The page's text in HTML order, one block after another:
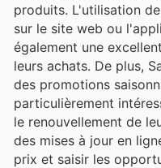
produits. L'utilisation
sur le site web ou
également une
leurs achats. De plus,
des promotions
particulièrement
le renouvellement de
des mises à jour en
prix et saisir les